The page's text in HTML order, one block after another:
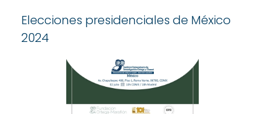
Elecciones presidenciales de México
2024